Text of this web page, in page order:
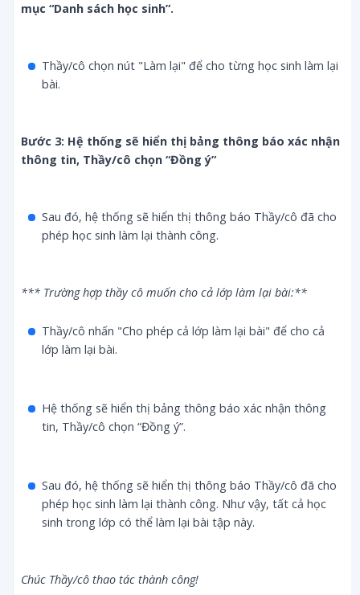
mục “Danh sách học sinh”.
Thầy/cô chọn nút "Làm lại" để cho từng học sinh làm lại
bài.
Bước 3: Hệ thống sẽ hiển thị bảng thông báo xác nhận
thông tin, Thầy/cô chọn “Đồng ý”
Sau đó, hệ thống sẽ hiển thị thông báo Thầy/cô đã cho
phép học sinh làm lại thành công.
*** Trường hợp thầy cô muốn cho cả lớp làm lại bài:**
Thầy/cô nhấn "Cho phép cả lớp làm lại bài" để cho cả
lớp làm lại bài.
Hệ thống sẽ hiển thị bảng thông báo xác nhận thông
tin, Thầy/cô chọn “Đồng ý”.
Sau đó, hệ thống sẽ hiển thị thông báo Thầy/cô đã cho
phép học sinh làm lại thành công. Như vậy, tất cả học
sinh trong lớp có thể làm lại bài tập này.
Chúc Thầy/cô thao tác thành công!